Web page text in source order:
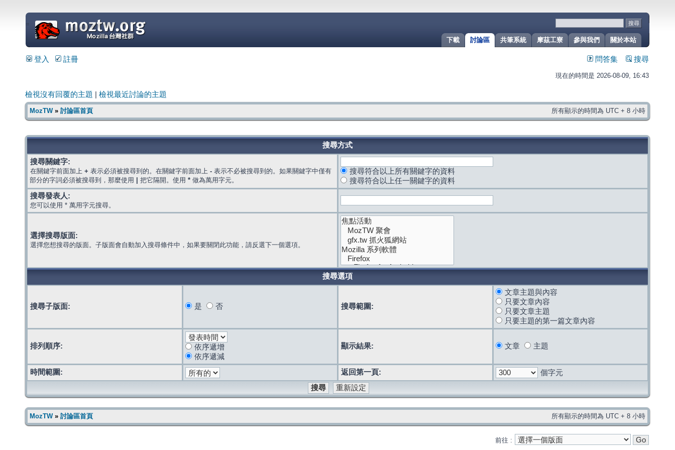
關於本站
參與我們
摩茲工寮
共筆系統
討論區
下載
=
登入 註冊 問答集 搜尋
現在的時間是 2026-08-09, 16:43
檢視沒有回覆的主題 檢視最近討論的主題
MozTW» 討論區首頁 所有顯示的時間為 UTC + 8 小時
搜尋方式
搜尋關鍵字:
在關鍵字前面加上 + 表示必須被搜尋到的。在關鍵字前面加上 - 表示不必被搜尋到的。如果關鍵字中僅有
部分的字詞必須被搜尋到，那麼使用
把它隔開。使用 * 做為萬用字元。
搜尋符合以上所有關鍵字的資料
搜尋符合以上任一關鍵字的資料
搜尋發表人:
您可以使用 * 萬用字元搜尋。
選擇搜尋版面:
選擇您想搜尋的版面。子版面會自動加入搜尋條件中，如果要關閉此功能，請反選下一個選項。
搜尋選項
搜尋子版面: 是 否 搜尋範圍:
文章主題與內容
只要文章內容
只要文章主題
只要主題的第一篇文章內容
排列順序:
依序遞增
依序遞減
顯示結果: 文章 主題
時間範圍: 返回第一頁: 個字元
MozTW» 討論區首頁 所有顯示的時間為 UTC + 8 小時
前往 :